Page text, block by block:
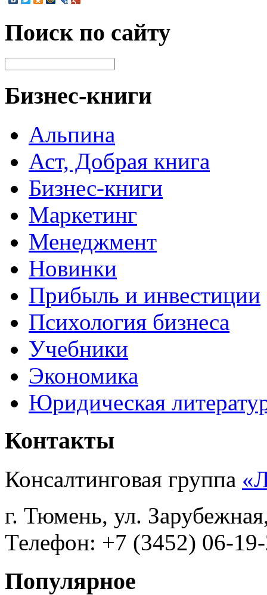
Поиск по сайту
Бизнес-книги
Альпина
Аст, Добрая книга
Бизнес-книги
Маркетинг
Менеджмент
Новинки
Прибыль и инвестиции
Психология бизнеса
Учебники
Экономика
Юридическая
Контакты
Консалтинговая группа
г. Тюмень, ул.
Телефон: +7 (3452) 06-
Популярное